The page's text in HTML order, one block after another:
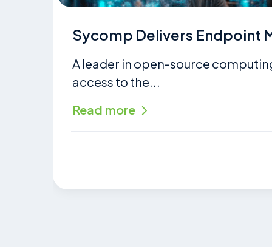
Sycomp Delivers Endpoint
A leader in open-source
access to the...
Read more